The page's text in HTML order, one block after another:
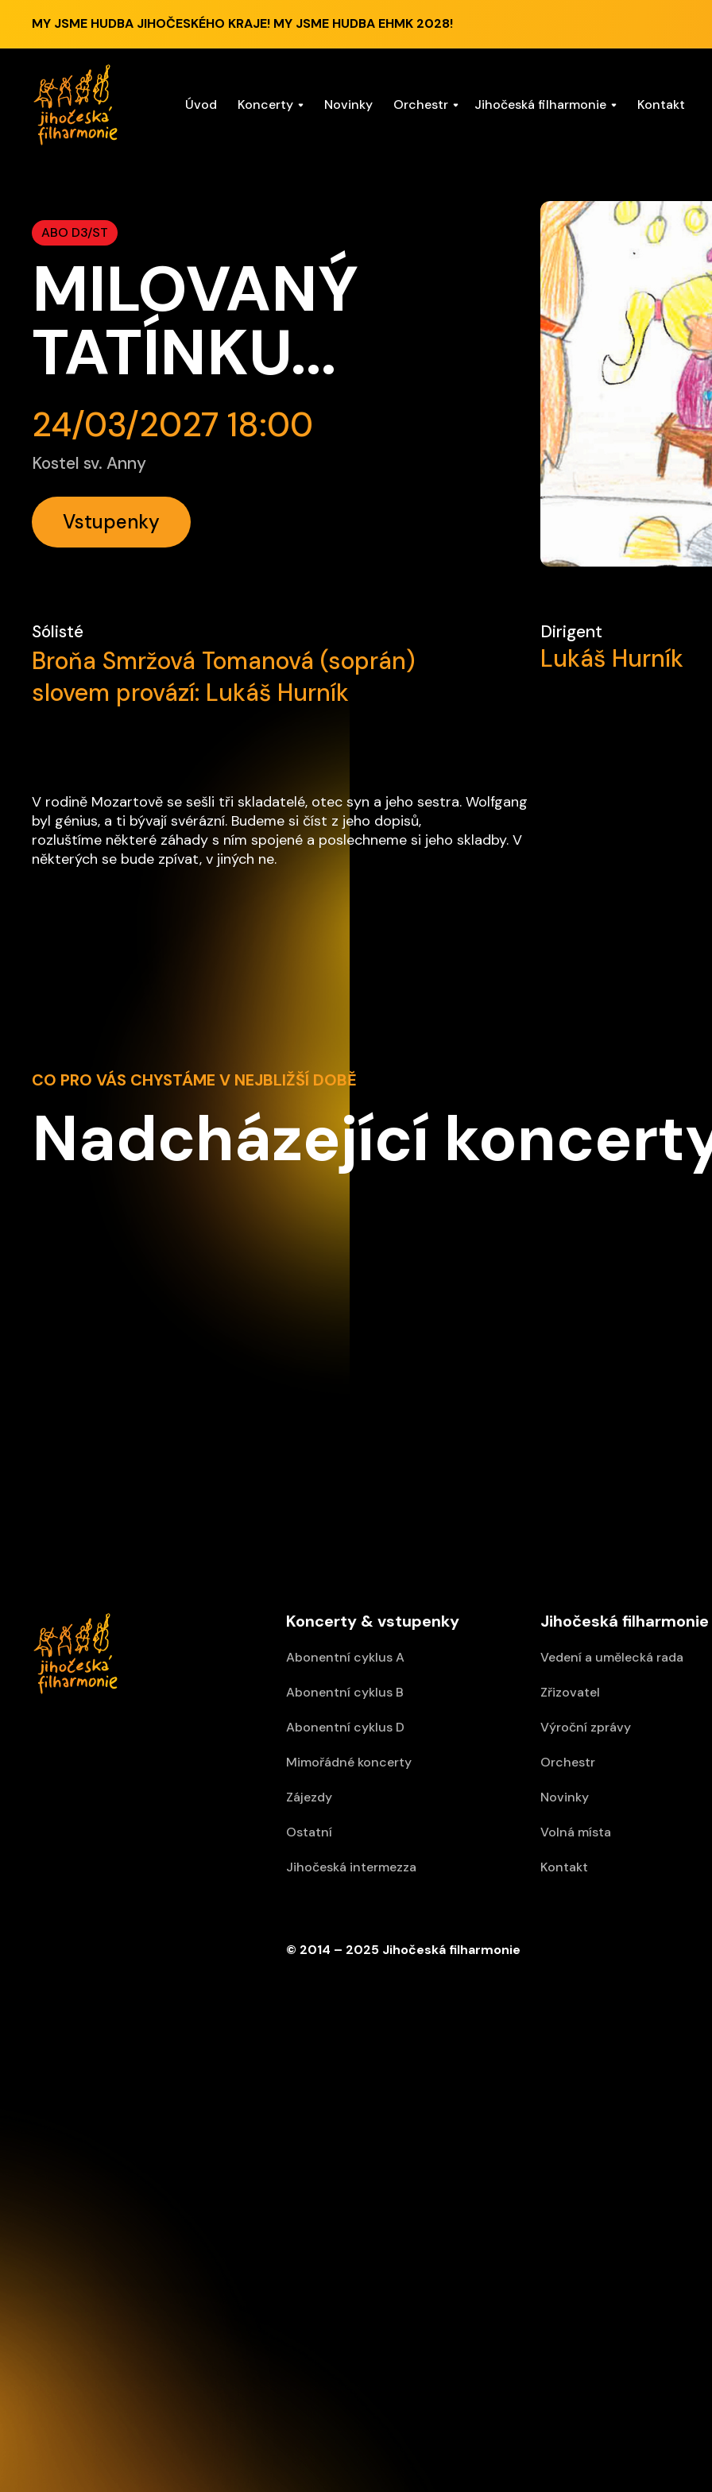
MY JSME HUDBA JIHOČESKÉHO KRAJE! MY JSME HUDBA EHMK 2028!
Úvod Koncerty Novinky Orchestr Jihočeská filharmonie Kontakt
ABO D3/ST
MILOVANÝ
TATÍNKU...
24/03/2027 18:00
Kostel sv. Anny
Vstupenky
Sólisté
Broňa Smržová Tomanová (soprán)
slovem provází: Lukáš Hurník
Dirigent
Lukáš Hurník
V rodině Mozartově se sešli tři skladatelé, otec syn a jeho sestra. Wolfgang
byl génius, a ti bývají svérázní. Budeme si číst z jeho dopisů,
rozluštíme některé záhady s ním spojené a poslechneme si jeho skladby. V
některých se bude zpívat, v jiných ne.
CO PRO VÁS CHYSTÁME V NEJBLIŽŠÍ DOBĚ
Nadcházející
© 2014 – 2025 Jihočeská filharmonie
Koncerty & vstupenky
Abonentní cyklus A
Abonentní cyklus B
Abonentní cyklus D
Mimořádné koncerty
Zájezdy
Ostatní
Jihočeská intermezza
Jihočeská filharmonie
Vedení a umělecká rada
Zřizovatel
Výroční zprávy
Orchestr
Novinky
Volná místa
Kontakt